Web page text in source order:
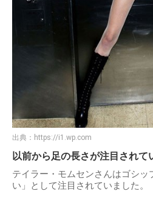
出典： https://i1.wp.com
以前から足の長さが注目され
テイラー・モムセンさんはゴシ
い」として注目されていました。